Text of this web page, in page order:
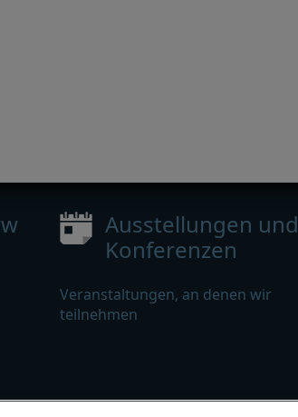
Ausstellungen und
Konferenzen
Veranstaltungen, an denen wir
teilnehmen